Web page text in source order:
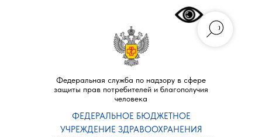
Федеральная служба по надзору в сфере
защиты прав потребителей и благополучия
человека
ФЕДЕРАЛЬНОЕ БЮДЖЕТНОЕ
УЧРЕЖДЕНИЕ ЗДРАВООХРАНЕНИЯ